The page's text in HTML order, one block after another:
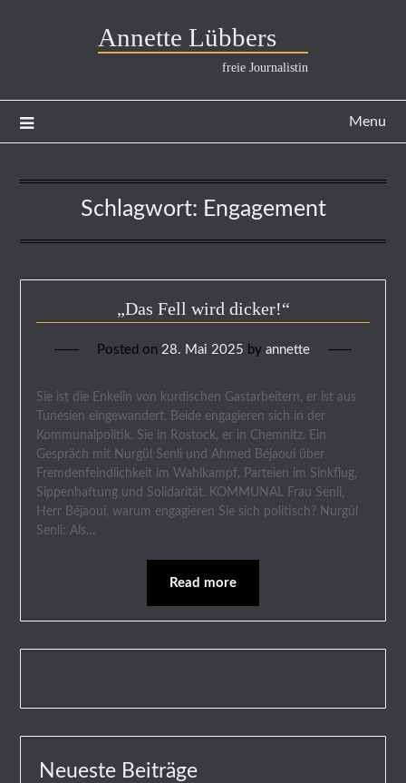
Annette Lübbers
freie Journalistin
Menu
Schlagwort: Engagement
„Das Fell wird dicker!“
Posted on 28. Mai 2025 by annette
Sie ist die Enkelin von kurdischen Gastarbeitern, er ist aus
Tunesien eingewandert. Beide engagieren sich in der
Kommunalpolitik. Sie in Rostock, er in Chemnitz. Ein
Gespräch mit Nurgül Senli und Ahmed Béjaoui über
Fremdenfeindlichkeit im Wahlkampf, Parteien im Sinkflug,
Sippenhaftung und Solidarität. KOMMUNAL Frau Senli,
Herr Béjaoui, warum engagieren Sie sich politisch? Nurgül
Senli: Als…
Read more
Neueste Beiträge